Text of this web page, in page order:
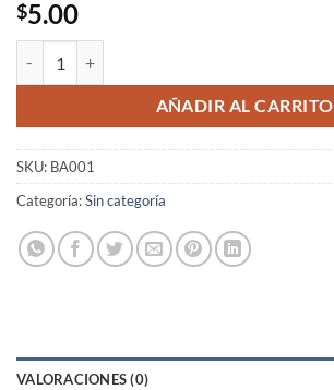
$5.00
AÑADIR AL CARRITO
SKU: BA001
Categoría:Sin categoría
VALORACIONES (0)